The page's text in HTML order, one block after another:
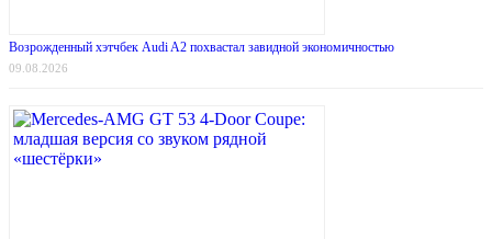
Возрожденный хэтчбек Audi A2 похвастал завидной экономичностью
09.08.2026